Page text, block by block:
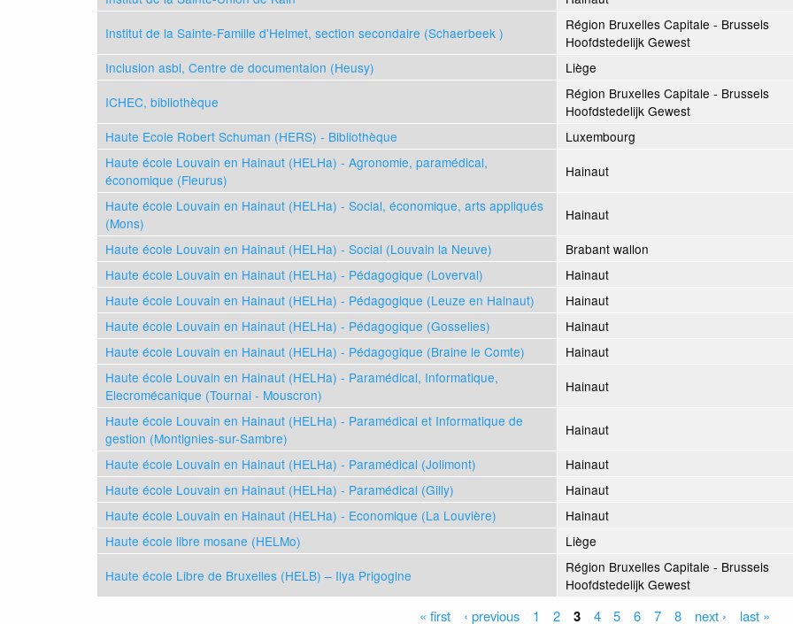
Institut de la Sainte-Famille d'Helmet, section secondaire (Schaerbeek )
Région Bruxelles Capitale - Brussels
Hoofdstedelijk Gewest
Inclusion asbl, Centre de documentaion (Heusy)
Liège
ICHEC, bibliothèque
Région Bruxelles Capitale - Brussels
Hoofdstedelijk Gewest
Haute Ecole Robert Schuman (HERS) - Bibliothèque
Luxembourg
Haute école Louvain en Hainaut (HELHa) - Agronomie, paramédical,
économique (Fleurus)
Hainaut
Haute école Louvain en Hainaut (HELHa) - Social, économique, arts appliqués
(Mons)
Hainaut
Haute école Louvain en Hainaut (HELHa) - Social (Louvain la Neuve)
Brabant wallon
Haute école Louvain en Hainaut (HELHa) - Pédagogique (Loverval)
Hainaut
Haute école Louvain en Hainaut (HELHa) - Pédagogique (Leuze en Hainaut)
Hainaut
Haute école Louvain en Hainaut (HELHa) - Pédagogique (Gosselies)
Hainaut
Haute école Louvain en Hainaut (HELHa) - Pédagogique (Braine le Comte)
Hainaut
Haute école Louvain en Hainaut (HELHa) - Paramédical, Informatique,
Elecromécanique (Tournai - Mouscron)
Hainaut
Haute école Louvain en Hainaut (HELHa) - Paramédical et Informatique de
gestion (Montignies-sur-Sambre)
Hainaut
Haute école Louvain en Hainaut (HELHa) - Paramédical (Jolimont)
Hainaut
Haute école Louvain en Hainaut (HELHa) - Paramédical (Gilly)
Hainaut
Haute école Louvain en Hainaut (HELHa) - Economique (La Louvière)
Hainaut
Haute école libre mosane (HELMo)
Liège
Haute école Libre de Bruxelles (HELB) – Ilya Prigogine
Région Bruxelles Capitale - Brussels
Hoofdstedelijk Gewest
« first ‹ previous 1 2 3 4 5 6 7 8 next › last »